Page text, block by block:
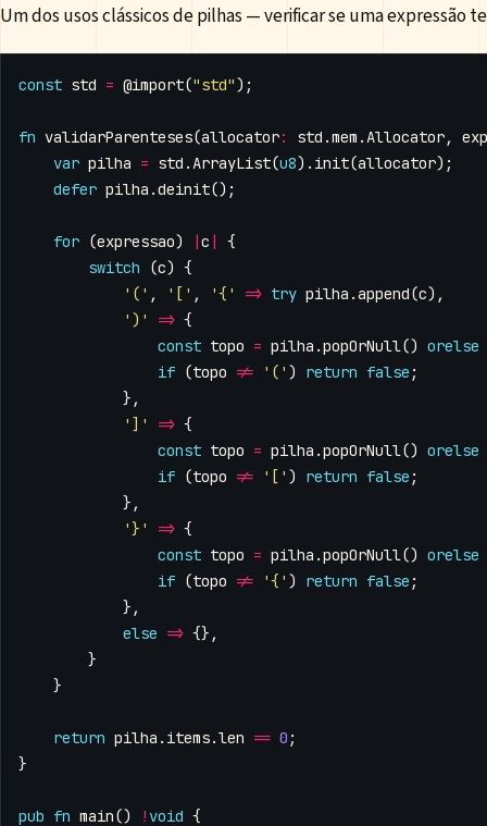
Um dos usos clássicos de pilhas — verificar se uma expressão
const std = @import("std");
fn validarParenteses(allocator: std .mem .Allocator,
var pilha = std .ArrayList(u8). init(allocator);
defer pilha .deinit();
for (expressao) |c |
{
switch
(c) {
'(' , '[' , '{' => try pilha .append(c),
')'
=> {
const topo = pilha .popOrNull() orelse
if (topo != '(' ) return false ;
},
']'
=> {
const topo = pilha .popOrNull() orelse
if (topo != '[' ) return false ;
},
'}'
=> {
const topo = pilha .popOrNull() orelse
if (topo != '{' ) return false ;
},
else => {},
}
}
return pilha . items.len == 0 ;
}
pub fn main() ! void {